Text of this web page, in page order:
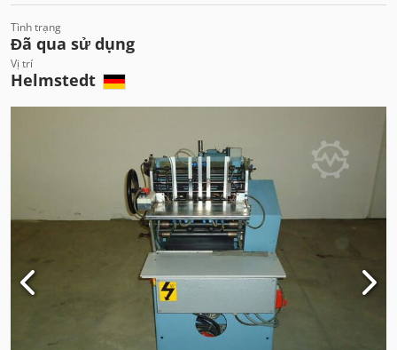
Tình trạng
Đã qua sử dụng
Vị trí
Helmstedt